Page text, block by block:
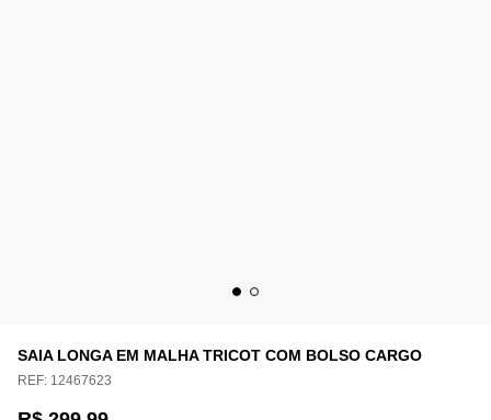
SAIA LONGA EM MALHA TRICOT COM BOLSO CARGO
REF: 12467623